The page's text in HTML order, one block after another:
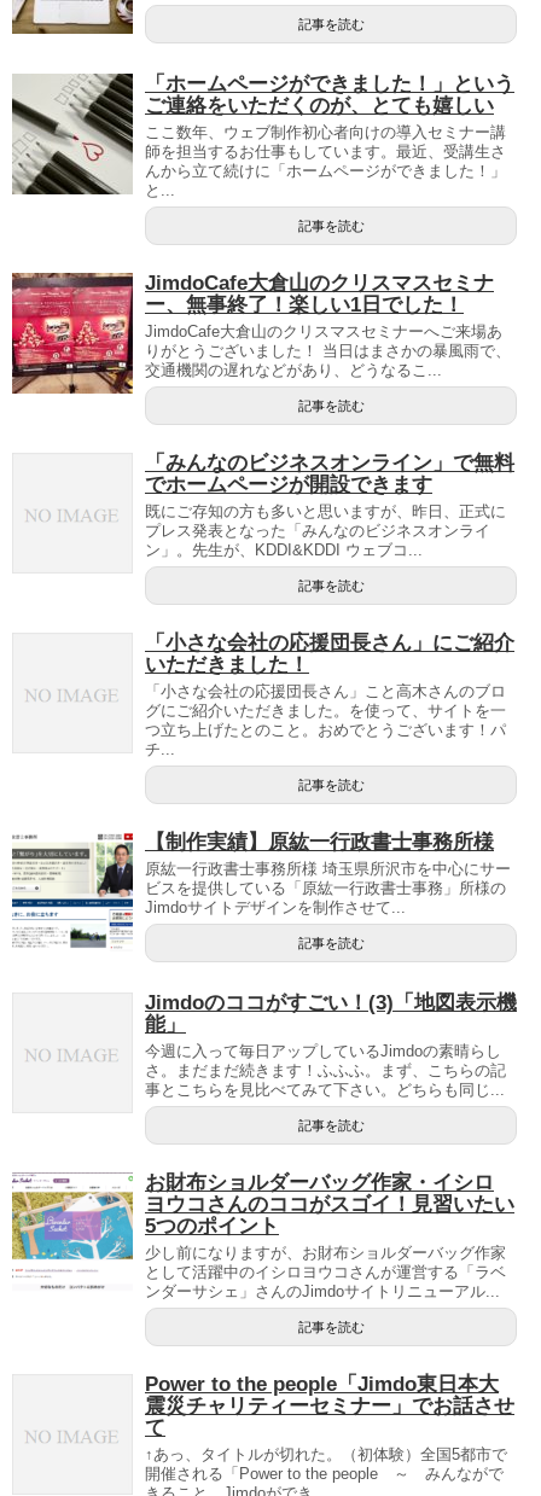
記事を読む
「ホームページができました！」という
ご連絡をいただくのが、とても嬉しい
ここ数年、ウェブ制作初心者向けの導入セミナー講
師を担当するお仕事もしています。最近、受講生さ
んから立て続けに「ホームページができました！」
と...
記事を読む
JimdoCafe大倉山のクリスマスセミナ
ー、無事終了！楽しい1日でした！
JimdoCafe大倉山のクリスマスセミナーへご来場あ
りがとうございました！ 当日はまさかの暴風雨で、
交通機関の遅れなどがあり、どうなるこ...
記事を読む
「みんなのビジネスオンライン」で無料
でホームページが開設できます
既にご存知の方も多いと思いますが、昨日、正式に
プレス発表となった「みんなのビジネスオンライ
ン」。先生が、KDDI&KDDI ウェブコ...
記事を読む
「小さな会社の応援団長さん」にご紹介
いただきました！
「小さな会社の応援団長さん」こと高木さんのブロ
グにご紹介いただきました。を使って、サイトを一
つ立ち上げたとのこと。おめでとうございます！パ
チ...
記事を読む
【制作実績】原紘一行政書士事務所様
原紘一行政書士事務所様 埼玉県所沢市を中心にサー
ビスを提供している「原紘一行政書士事務」所様の
Jimdoサイトデザインを制作させて...
記事を読む
Jimdoのココがすごい！(3)「地図表示機
能」
今週に入って毎日アップしているJimdoの素晴らし
さ。まだまだ続きます！ふふふ。まず、こちらの記
事とこちらを見比べてみて下さい。どちらも同じ...
記事を読む
お財布ショルダーバッグ作家・イシロ
ヨウコさんのココがスゴイ！見習いたい
5つのポイント
少し前になりますが、お財布ショルダーバッグ作家
として活躍中のイシロヨウコさんが運営する「ラベ
ンダーサシェ」さんのJimdoサイトリニューアル...
記事を読む
Power to the people「Jimdo東日本大
震災チャリティーセミナー」でお話させ
て
↑あっ、タイトルが切れた。（初体験）全国5都市で
開催される「Power to the people ～ みんながで